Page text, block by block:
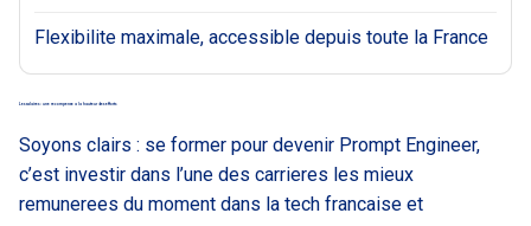
Flexibilite maximale, accessible depuis toute la France
Les salaires : une recompense a la hauteur des efforts
Soyons clairs : se former pour devenir Prompt Engineer,
c’est investir dans l’une des carrieres les mieux
remunerees du moment dans la tech francaise et